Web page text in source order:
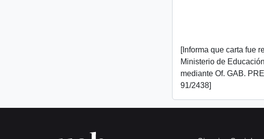
[Informa que carta fue
Ministerio de
mediante Of. GAB.
91/2438]